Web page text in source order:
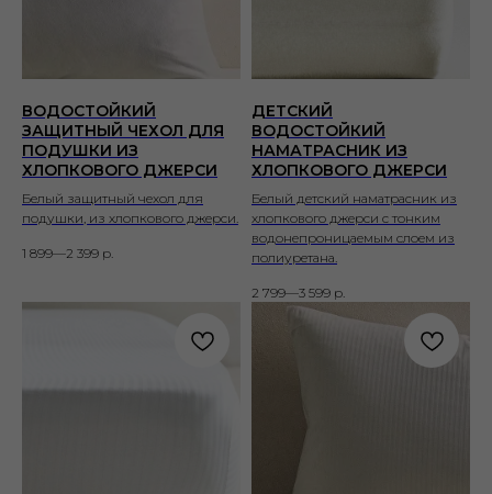
ВОДОСТОЙКИЙ
ЗАЩИТНЫЙ ЧЕХОЛ ДЛЯ
ПОДУШКИ ИЗ
ХЛОПКОВОГО ДЖЕРСИ
Белый защитный чехол для
подушки, из хлопкового джерси.
1 899—2 399 р.
ДЕТСКИЙ
ВОДОСТОЙКИЙ
НАМАТРАСНИК ИЗ
ХЛОПКОВОГО ДЖЕРСИ
Белый детский наматрасник из
хлопкового джерси с тонким
водонепроницаемым слоем из
полиуретана.
2 799—3 599 р.